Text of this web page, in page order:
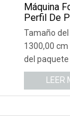
Máquina
Perfil De
Canal C
Acero De
Calidad
Tamaño
1300,00
del paquete
técnicos:
LEER